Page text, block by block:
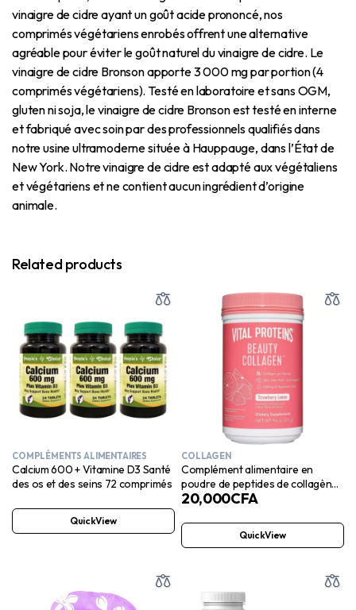
vinaigre de cidre ayant un goût acide prononcé, nos
comprimés végétariens enrobés offrent une alternative
agréable pour éviter le goût naturel du vinaigre de cidre. Le
vinaigre de cidre Bronson apporte 3 000 mg par portion (4
comprimés végétariens). Testé en laboratoire et sans OGM,
gluten ni soja, le vinaigre de cidre Bronson est testé en interne
et fabriqué avec soin par des professionnels qualifiés dans
notre usine ultramoderne située à Hauppauge, dans l’État de
New York. Notre vinaigre de cidre est adapté aux végétaliens
et végétariens et ne contient aucun ingrédient d’origine
animale.
Related products
COMPLÉMENTS ALIMENTAIRES
Calcium 600 + Vitamine D3 Santé
des os et des seins 72 comprimés
QuickView
COLLAGEN
Complément alimentaire en
poudre de peptides de collagène
Vital Proteins Beauty pour
hyaluronique – 15 g de collagène
par portion – Améliore l’élasticité
20,000CFA
QuickView